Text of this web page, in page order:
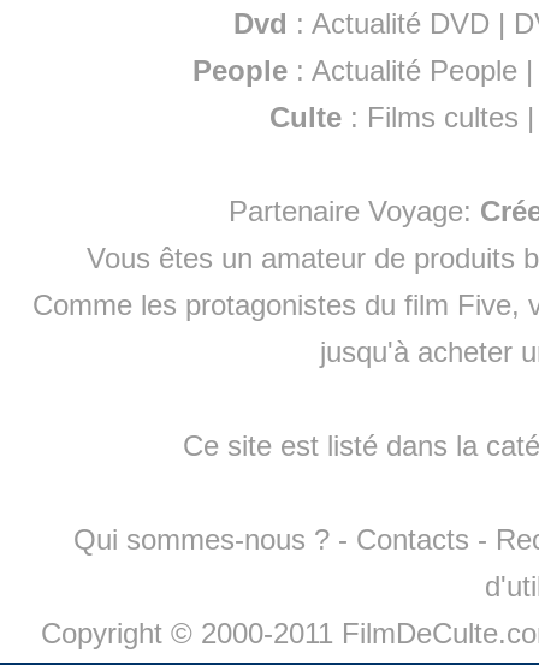
Dvd : Actualité DVD |
People :Actualité People
Culte : Films cultes
Partenaire Voyage:
Vous êtes un amateur de produits
Comme les protagonistes du film Five,
jusqu'à acheter
Ce site est listé dans la
Qui sommes-nous ? - Contacts -
Copyright © 2000-2011